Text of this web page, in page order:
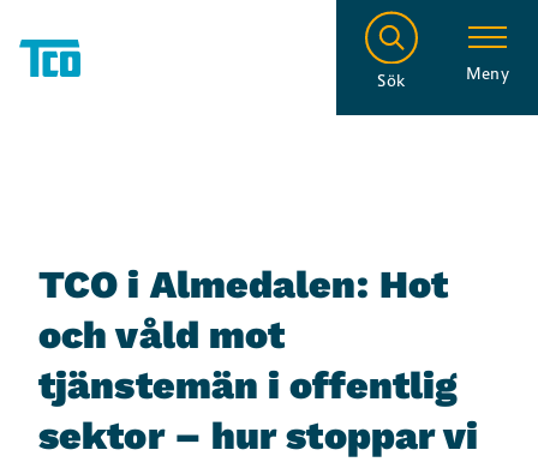
Sök Meny
TCO i Almedalen: Hot
och våld mot
tjänstemän i offentlig
sektor – hur stoppar vi